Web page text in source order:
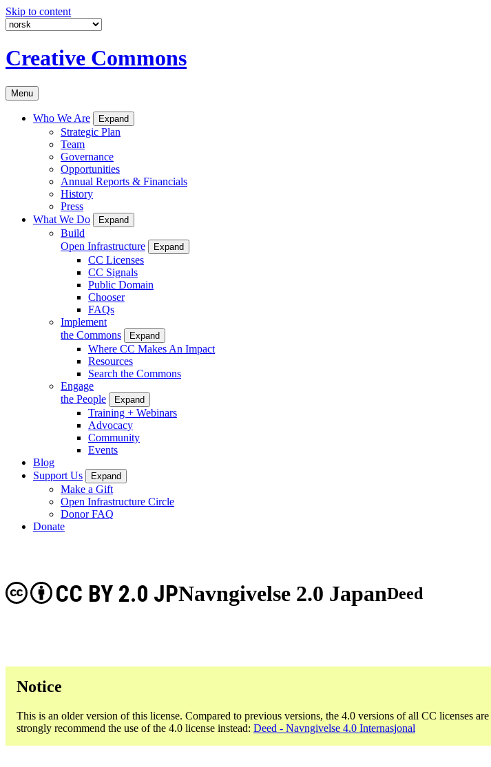
Skip to content
Creative Commons
Menu
Who We Are Expand
Strategic Plan
Team
Governance
Opportunities
Annual Reports & Financials
History
Press
What We Do
Expand
Build
Open Infrastructure
Expand
CC Licenses
CC Signals
Public Domain
Chooser
FAQs
Implement
the Commons
Expand
Where CC Makes An Impact
Resources
Search the Commons
Engage
the People
Expand
Training + Webinars
Advocacy
Community
Events
Blog
Support Us
Expand
Make a Gift
Open Infrastructure Circle
Donor FAQ
Donate
Navngivelse 2.0 Japan
CC BY 2.0 JP Deed
Notice
This is an older version of this license. Compared to previous versions, the 4.0 versions of all CC licenses are
strongly recommend the use of the 4.0 license instead: Deed - Navngivelse 4.0 Internasjonal